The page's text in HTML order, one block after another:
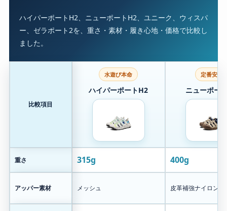
ハイパーポートH2、ニューポートH2、ユニーク、ウィスパ
ー、ゼラポート2を、重さ・素材・履き心地・価格で比較し
ました。
比較項目
水遊び本命
ハイパーポートH2
定番安心
ニューポー
重さ 315g 400g
アッパー素材 メッシュ 皮革補強ナイロン